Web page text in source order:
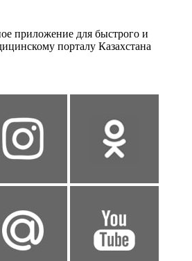
приложение для быстрого и
порталу Казахстана